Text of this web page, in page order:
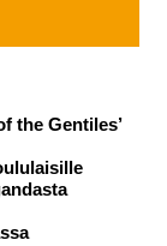
the Gentiles’